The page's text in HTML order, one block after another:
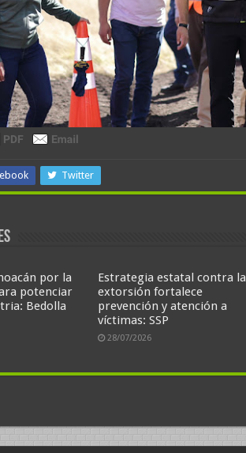
Twitter
por la
potenciar
Bedolla
Estrategia estatal contra la
extorsión fortalece
prevención y atención a
víctimas: SSP
28/07/2026